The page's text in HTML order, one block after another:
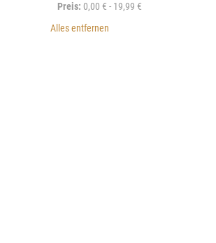
Preis: 0,00 € - 19,99 €
Alles entfernen